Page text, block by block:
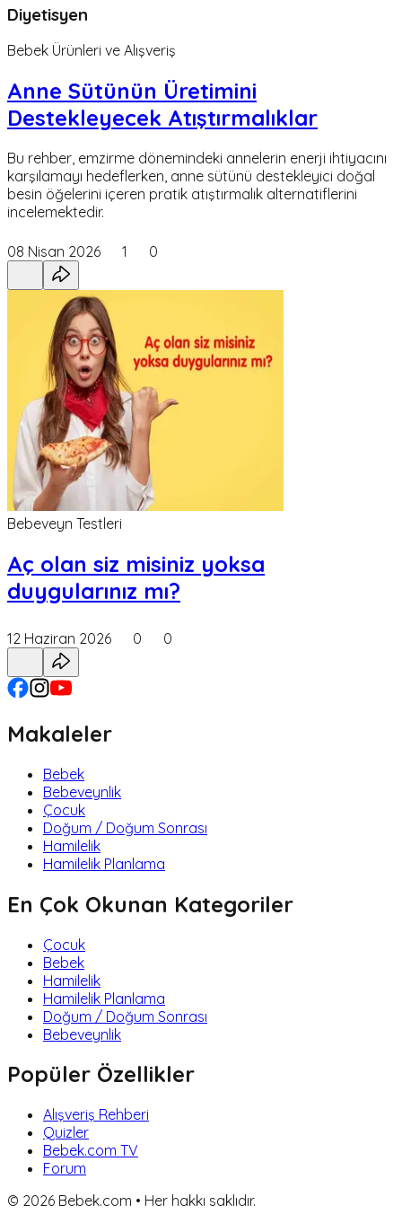
Diyetisyen
Bebek Ürünleri ve Alışveriş
Anne Sütünün Üretimini
Destekleyecek Atıştırmalıklar
Bu rehber, emzirme dönemindeki annelerin enerji ihtiyacını
karşılamayı hedeflerken, anne sütünü destekleyici doğal
besin öğelerini içeren pratik atıştırmalık alternatiflerini
incelemektedir.
08 Nisan 2026 1 0
Bebeveyn Testleri
Aç olan siz misiniz yoksa
duygularınız mı?
12 Haziran 2026 0 0
Makaleler
Bebek
Bebeveynlik
Çocuk
Doğum / Doğum Sonrası
Hamilelik
Hamilelik Planlama
En Çok Okunan Kategoriler
Çocuk
Bebek
Hamilelik
Hamilelik Planlama
Doğum / Doğum Sonrası
Bebeveynlik
Popüler Özellikler
Alışveriş Rehberi
Quizler
Bebek.com TV
Forum
© 2026 Bebek.com • Her hakkı saklıdır.